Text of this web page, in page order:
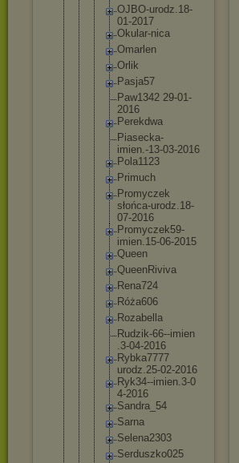
OJBO-urodz.18-
01-2017
Okular-nica
Omarlen
Orlik
Pasja57
Paw1342 29-01-
2016
Perekdwa
Piasecka-
imien.-13-03-2016
Pola1123
Primuch
Promyczek
słońca-urodz.18-
07-2016
Promyczek59-
imien.15-06-2015
Queen
QueenRiviva
Rena724
Róża606
Rozabell a
Rudzik-66--imien
.3-04-2016
Rybka7777
urodz.25-02-2016
Ryk34--imien.3-0
4-2016
Sandra_54
Sarna
Selena2303
Serduszko025